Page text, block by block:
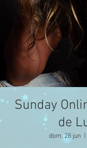
Sunday
de
dom, 28 jun